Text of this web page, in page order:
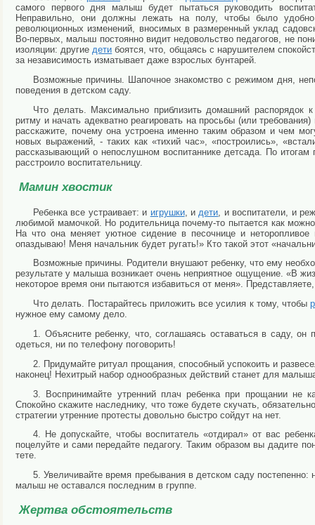
самого первого дня малыш будет пытаться руководить
Неправильно, они должны лежать на полу, чтобы было
революционных изменений, вносимых в размеренный уклад
Во-первых, малыш постоянно видит недовольство педагогов, не
изоляции: другиедети боятся, что, общаясь с нарушителем
за независимость изматывает даже взрослых бунтарей.
Возможные причины. Шапочное знакомство с режимом дня,
поведения в детском саду.
Что делать. Максимально приблизить домашний распорядок
ритму и начать адекватно реагировать на просьбы (или
расскажите, почему она устроена именно таким образом и чем
новых выражений, - таких как «тихий час», «построились»,
рассказывающий о непослушном воспитаннике детсада. По
расстроило воспитательницу.
Мамин хвостик
Ребенка все устраивает: и игрушки, и дети , и воспитатели, и
любимой мамочкой. Но родительница почему-то пытается как
На что она меняет уютное сидение в песочнице и
опаздываю! Меня начальник будет ругать!» Кто такой этот
Возможные причины. Родители внушают ребенку, что ему
результате у малыша возникает очень неприятное ощущение. «В
некоторое время они пытаются избавиться от меня».
Что делать. Постарайтесь приложить все усилия к тому, чтобы
нужное ему самому дело.
1. Объясните ребенку, что, соглашаясь оставаться в саду, он
одеться, ни по телефону поговорить!
2. Придумайте ритуал прощания, способный успокоить и
наконец! Нехитрый набор однообразных действий станет для
3. Воспринимайте утренний плач ребенка при прощании не
Спокойно скажите наследнику, что тоже будете скучать,
стратегии утренние протесты довольно быстро сойдут на нет.
4. Не допускайте, чтобы воспитатель «отдирал» от вас
поцелуйте и сами передайте педагогу. Таким образом вы дадите
тете.
5. Увеличивайте время пребывания в детском саду
малыш не оставался последним в группе.
Жертва обстоятельств